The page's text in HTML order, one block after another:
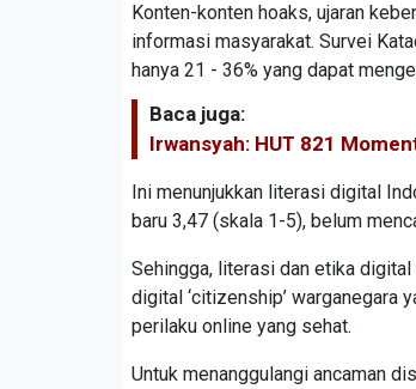
Konten-konten hoaks, ujaran
informasi masyarakat. Survei
hanya 21 - 36% yang dapat
Baca juga:
Irwansyah: HUT 821
Ini menunjukkan literasi digital
baru 3,47 (skala 1-5), belum
Sehingga, literasi dan etika digital
digital ‘citizenship’ warganegara
perilaku online yang sehat.
Untuk menanggulangi ancaman